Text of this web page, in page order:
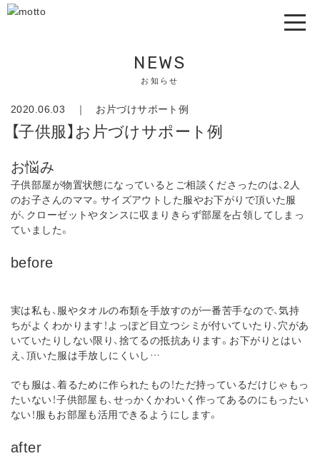
NEWS
お知らせ
2020.06.03 ｜ お片づけサポート例
【子供服】お片づけサポート例
お悩み
子供部屋が物置状態になっているとご相談くださったのは、2人
のお子さんのママ。サイズアウトした服やお下がりで頂いた服
が、クローゼットやタンスに収まりきらず部屋を占領してしまっ
ていました。
before
実は私も、服やタオルの布類を手放すのが一番苦手なので、気持
ちがよくわかります！よっぽど目立つシミが付いていたり、穴があ
いていたりしない限り、捨てるの抵抗あります。お下がりとはい
え、頂いた服は手放しにくいし…
でも服は、着るために作られたもの！ただ持っているだけじゃもっ
たいない！子供部屋も、せっかくかわいく作ってあるのにもったい
ない！服もお部屋も活用できるようにします。
after